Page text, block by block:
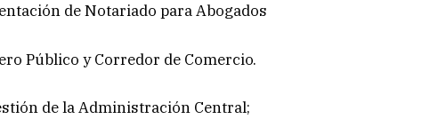
de Notariado para Abogados
Público y Corredor de Comercio.
de la Administración Central;